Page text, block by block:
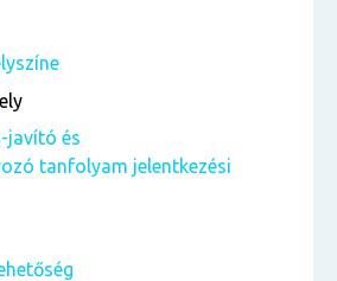
javító és
tanfolyam jelentkezési